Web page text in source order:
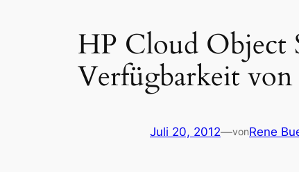
HP Cloud Object
Verfügbarkeit von
Juli 20, 2012—vonRene